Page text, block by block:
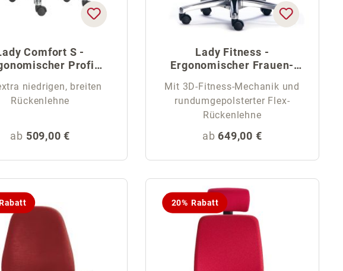
Comfort S -
Profi
niedrigen, breiten
Rückenlehne
Regulärer Preis:
ab 509,00 €
Lady Fitness -
Ergonomischer Frauen-
Mit 3D-Fitness-Mechanik und
rundumgepolsterter Flex-
Rückenlehne
Regulärer Preis:
ab 649,00 €
20% Rabatt